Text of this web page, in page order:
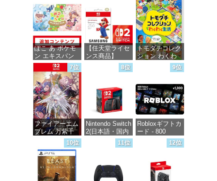
価格：¥5,000
価格：¥6,455
ぽこ あ ポケモ
ン エキスパン
ションパス|オン
ラインコード版
価格：¥4,400
【任天堂ライセ
ンス商品】
256GB for
Nintendo Switch
2(サムスン マイ
クロSDエクス
プレスカード
256GB)
【Amazon.co.jp
Nintendo S
価格：¥9,400
トモダチコレク
ション わくわ
く生活 -Switch
7位
ファイアーエム
ブレム 万紫千
紅 -Switch2
価格：¥8,979
8位
Nintendo Switch
2(日本語・国内
9位
Robloxギフトカ
ード - 800
Robux 【限定バ
ーチャルアイテ
【オンラインゲ
ームコード】
ロブロックス |
10位 11位 12位